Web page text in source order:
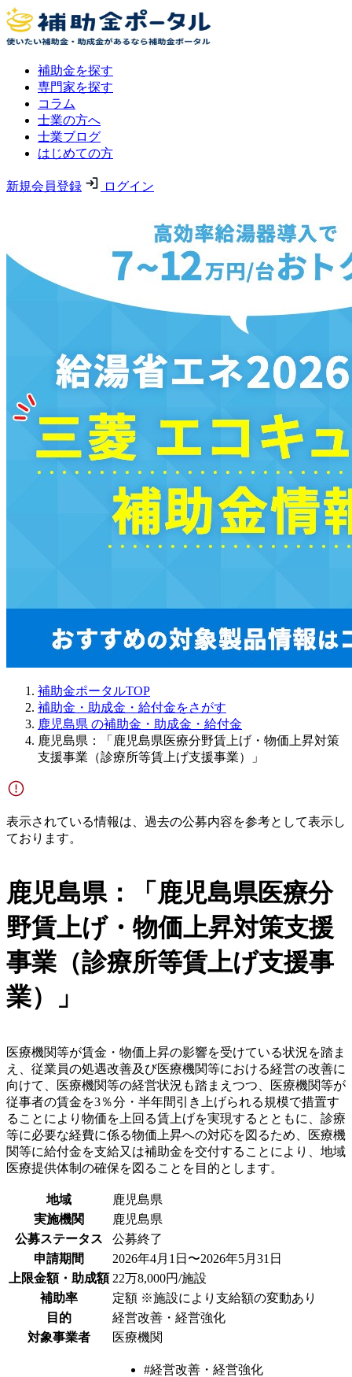
補助金を探す
専門家を探す
コラム
士業の方へ
士業ブログ
はじめての方
新規会員登録 ログイン
補助金ポータルTOP
補助金・助成金・給付金をさがす
鹿児島県 の補助金・助成金・給付金
鹿児島県：「鹿児島県医療分野賃上げ・物価上昇対策
支援事業（診療所等賃上げ支援事業）」
表示されている情報は、過去の公募内容を参考として表示し
ております。
鹿児島県：「鹿児島県医療分
野賃上げ・物価上昇対策支援
事業（診療所等賃上げ支援事
業）」
医療機関等が賃金・物価上昇の影響を受けている状況を踏ま
え、従業員の処遇改善及び医療機関等における経営の改善に
向けて、医療機関等の経営状況も踏まえつつ、医療機関等が
従事者の賃金を3％分・半年間引き上げられる規模で措置す
ることにより物価を上回る賃上げを実現するとともに、診療
等に必要な経費に係る物価上昇への対応を図るため、医療機
関等に給付金を支給又は補助金を交付することにより、地域
医療提供体制の確保を図ることを目的とします。
地域
鹿児島県
実施機関
鹿児島県
公募ステータス
公募終了
申請期間
2026年4月1日〜2026年5月31日
上限金額・助成額 22万8,000円/施設
補助率
定額 ※施設により支給額の変動あり
目的
経営改善・経営強化
対象事業者
医療機関
#経営改善・経営強化